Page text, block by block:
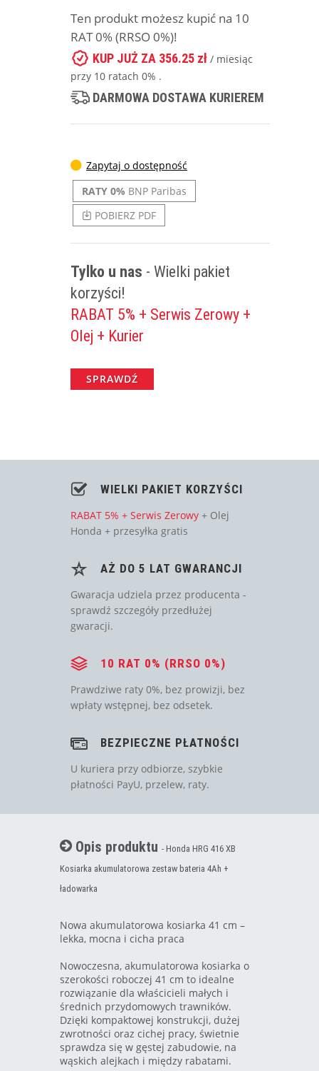
Ten produkt możesz kupić na 10
RAT 0% (RRSO 0%)!
KUP JUŻ ZA 356.25 zł / miesiąc
przy 10 ratach 0% .
DARMOWA DOSTAWA KURIEREM
Zapytaj o dostępność
RATY 0% BNP Paribas
POBIERZ PDF
Tylko u nas - Wielki pakiet
korzyści!
RABAT 5% + Serwis Zerowy +
Olej + Kurier
SPRAWDŹ
WIELKI PAKIET KORZYŚCI
RABAT 5% + Serwis Zerowy + Olej
Honda + przesyłka gratis
AŻ DO 5 LAT GWARANCJI
Gwaracja udziela przez producenta -
sprawdź szczegóły przedłużej
gwaracji.
10 RAT 0% (RRSO 0%)
Prawdziwe raty 0%, bez prowizji, bez
wpłaty wstępnej, bez odsetek.
BEZPIECZNE PŁATNOŚCI
U kuriera przy odbiorze, szybkie
płatności PayU, przelew, raty.
Opis produktu - Honda HRG 416 XB
Kosiarka akumulatorowa zestaw bateria 4Ah +
ładowarka
Nowa akumulatorowa kosiarka 41 cm –
lekka, mocna i cicha praca
Nowoczesna, akumulatorowa kosiarka o
szerokości roboczej 41 cm to idealne
rozwiązanie dla właścicieli małych i
średnich przydomowych trawników.
Dzięki kompaktowej konstrukcji, dużej
zwrotności oraz cichej pracy, świetnie
sprawdza się w gęstej zabudowie, na
wąskich alejkach i między rabatami.